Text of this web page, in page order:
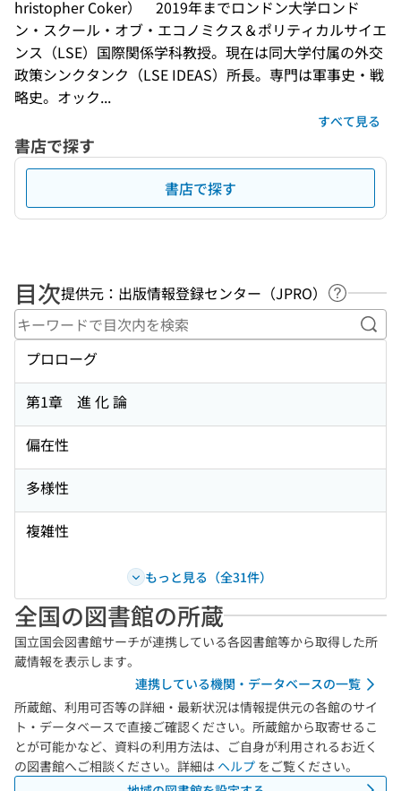
hristopher Coker）　2019年までロンドン大学ロンド
ン・スクール・オブ・エコノミクス＆ポリティカルサイエ
ンス（LSE）国際関係学科教授。現在は同大学付属の外交
政策シンクタンク（LSE IDEAS）所長。専門は軍事史・戦
略史。オック...
すべて見る
書店で探す
書店で探す
目次提供元：出版情報登録センター（JPRO）
ヘルプペ
キ
プロローグ
第1章 進 化 論
偏在性
多様性
複雑性
もっと見る（全31件）
全国の図書館の所蔵
国立国会図書館サーチが連携している各図書館等から取得した所
蔵情報を表示します。
連携している機関・データベースの一覧
所蔵館、利用可否等の詳細・最新状況は情報提供元の各館のサイ
ト・データベースで直接ご確認ください。所蔵館から取寄せるこ
とが可能かなど、資料の利用方法は、ご自身が利用されるお近く
の図書館へご相談ください。詳細は ヘルプ をご覧ください。